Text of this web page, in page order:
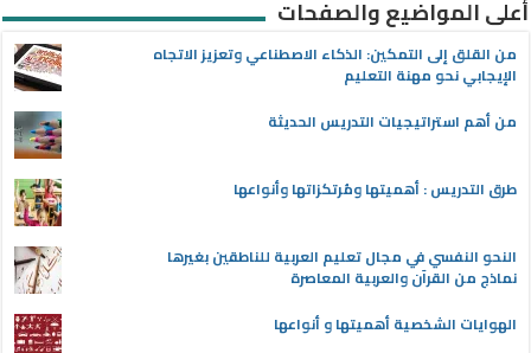
أعلى المواضيع والصفحات
من القلق إلى التمكين: الذكاء الاصطناعي وتعزيز الاتجاه
الإيجابي نحو مهنة التعليم
من أهم استراتيجيات التدريس الحديثة
طرق التدريس : أهميتها ومُرتكزاتها وأنواعها
النحو النفسي في مجال تعليم العربية للناطقين بغيرها
نماذج من القرآن والعربية المعاصرة
الهوايات الشخصية أهميتها و أنواعها